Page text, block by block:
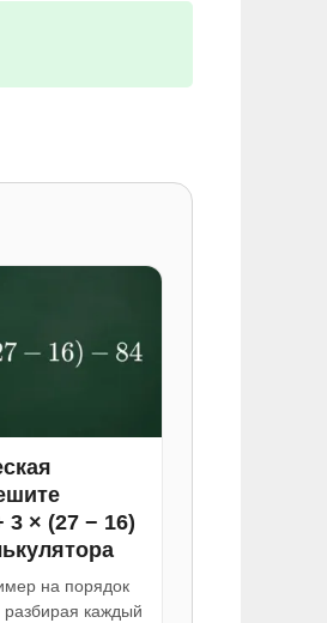
3 × (27 − 16)
на порядок
разбирая каждый